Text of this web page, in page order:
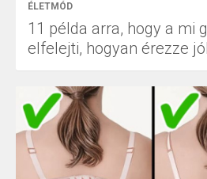
ÉLETMÓD
11 példa arra, hogy a mi
elfelejti, hogyan érezze